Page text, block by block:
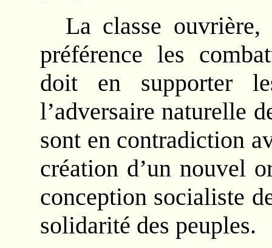
La classe
préférence les
doit en supporter
l’adversaire naturelle
sont en contradiction
création d’un nouvel
conception socialiste
solidarité des peuples.